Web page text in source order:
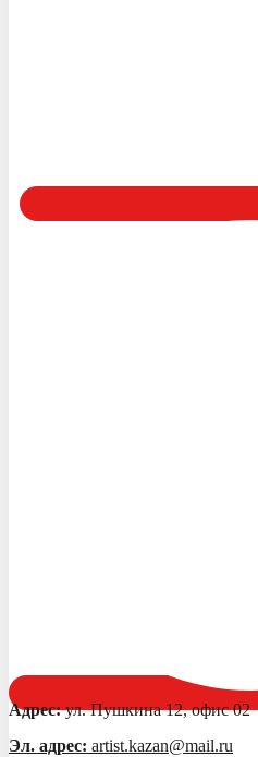
Адрес:ул. Пушкина 12, офис 02
Эл. адрес: artist.kazan@mail.ru